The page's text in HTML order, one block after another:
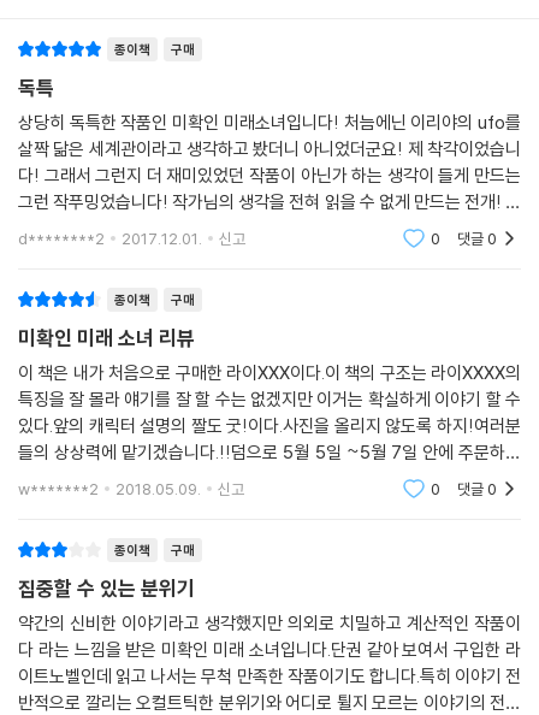
종이책 구매
독특
상당히 독특한 작품인 미확인 미래소녀입니다! 처늠에닌 이리야의 ufo를
살짝 닮은 세계관이라고 생각하고 봤더니 아니었더군요! 제 착각이었습니
다! 그래서 그런지 더 재미있었던 작품이 아닌가 하는 생각이 들게 만드는
그런 작푸밍었습니다! 작가님의 생각을 전혀 읽을 수 없게 만드는 전개! 거
기다가 여히로인도 상당히 좋아서 더 재미있었던 작품이 아니었나 하는 생
d********2 2017.12.01. 신고 0 댓글0
종이책 구매
미확인 미래 소녀 리뷰
이 책은 내가 처음으로 구매한 라이XXX이다.이 책의 구조는 라이XXXX의
특징을 잘 몰라 얘기를 잘 할 수는 없겠지만 이거는 확실하게 이야기 할 수
있다.앞의 캐릭터 설명의 짤도 굿!이다.사진을 올리지 않도록 하지!여러분
들의 상상력에 맡기겠습니다.!!덤으로 5월 5일 ~5월 7일 안에 주문하면
배송비 무료 쿠폰을 받을 수 있다.이제 책을 감상해보록 하죠.슌타로 인물
w*******2 2018.05.09. 신고 0 댓글0
종이책 구매
집중할 수 있는 분위기
약간의 신비한 이야기라고 생각했지만 의외로 치밀하고 계산적인 작품이
다 라는 느낌을 받은 미확인 미래 소녀입니다.단권 같아 보여서 구입한 라
이트노벨인데 읽고 나서는 무척 만족한 작품이기도 합니다.특히 이야기 전
반적으로 깔리는 오컬트틱한 분위기와 어디로 튈지 모르는 이야기의 전개